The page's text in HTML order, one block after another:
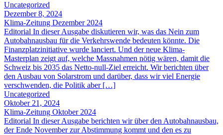
Uncategorized
Dezember 8, 2024
Klima-Zeitung Dezember 2024
Editorial In dieser Ausgabe diskutieren wir, was das Nein zum
Autobahnausbau für die Verkehrswende bedeuten könnte. Die
Finanzplatzinitiative wurde lanciert. Und der neue Klima-
Masterplan zeigt auf, welche Massnahmen nötig wären, damit die
Schweiz bis 2035 das Netto-null-Ziel erreicht. Wir berichten über
den Ausbau von Solarstrom und darüber, dass wir viel Energie
verschwenden, die Politik aber […]
Uncategorized
Oktober 21, 2024
Klima-Zeitung Oktober 2024
Editorial In dieser Ausgabe berichten wir über den Autobahnausbau,
der Ende November zur Abstimmung kommt und den es zu